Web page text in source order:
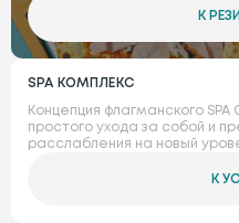
К
SPA КОМПЛЕКС
Концепция флагманского
простого ухода за собой и
расслабления на новый
К